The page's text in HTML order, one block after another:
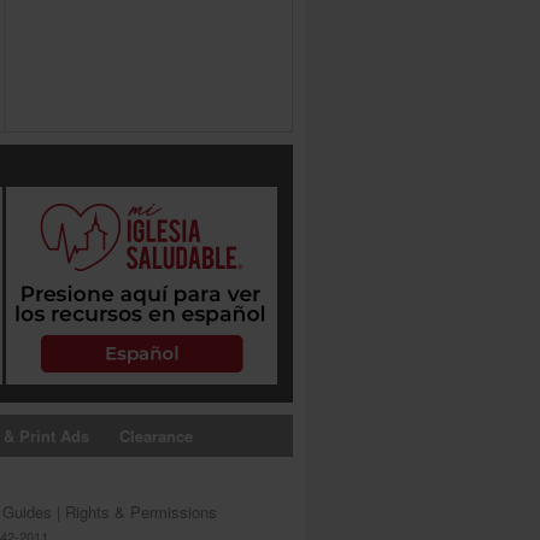
Print Ads Clearance
Rights & Permissions
2011